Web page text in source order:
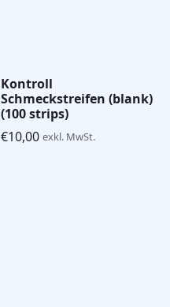
Kontroll
Schmeckstreifen (blank)
(100 strips)
€10,00 exkl. MwSt.